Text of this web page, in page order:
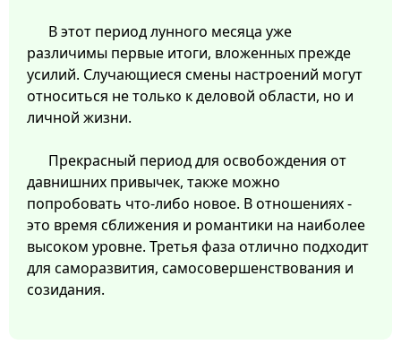
В этот период лунного месяца уже
различимы первые итоги, вложенных прежде
усилий. Случающиеся смены настроений могут
относиться не только к деловой области, но и
личной жизни.
Прекрасный период для освобождения от
давнишних привычек, также можно
попробовать что-либо новое. В отношениях -
это время сближения и романтики на наиболее
высоком уровне. Третья фаза отлично подходит
для саморазвития, самосовершенствования и
созидания.